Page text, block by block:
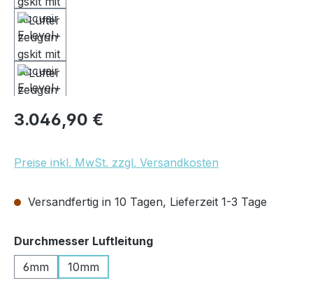
Regulärer Preis:
3.046,90 €
Preise inkl. MwSt. zzgl. Versandkosten
Versandfertig in 10 Tagen, Lieferzeit 1-3 Tage
Durchmesser Luftleitungauswählen
6mm
10mm